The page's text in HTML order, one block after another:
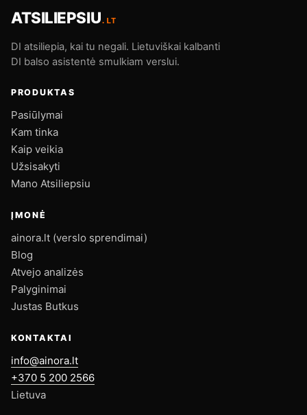
ATSILIEPSIU.LT
DI atsiliepia, kai tu negali. Lietuviškai kalbanti
DI balso asistentė smulkiam verslui.
PRODUKTAS
Pasiūlymai
Kam tinka
Kaip veikia
Užsisakyti
Mano Atsiliepsiu
ĮMONĖ
ainora.lt (verslo sprendimai)
Blog
Atvejo analizės
Palyginimai
Justas Butkus
KONTAKTAI
info@ainora.lt
+370 5 200 2566
Lietuva